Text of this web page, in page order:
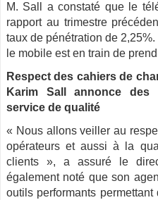
M. Sall a constaté que le
rapport au trimestre
taux de pénétration de
le mobile est en train de
Respect des cahiers de
Karim Sall annonce
service de qualité
« Nous allons veiller au
opérateurs et aussi à la
clients », a assuré le
également noté que son
outils performants